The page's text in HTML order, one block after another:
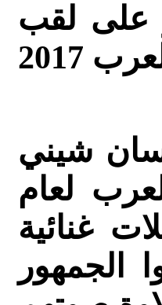
على لقب
شيني
لعام
غنائية
الجمهور